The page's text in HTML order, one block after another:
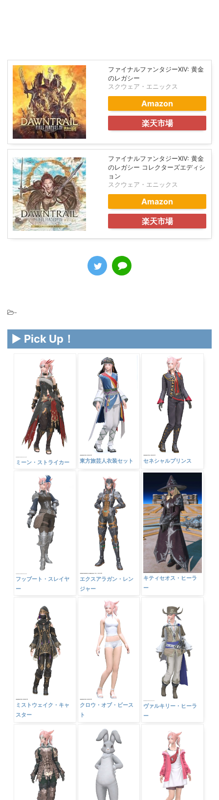
ファイナルファンタジーXIV: 黄金
のレガシー
スクウェア・エニックス
Amazon
楽天市場
ファイナルファンタジーXIV: 黄金
のレガシー コレクターズエディシ
ョン
スクウェア・エニックス
Amazon
楽天市場
-
▶ Pick Up！
ミーン・ストライカー 東方旅芸人衣装セット セネシャルプリンス
フッブート・スレイヤ
ー
エクスアラガン・レン
ジャー
キティセオス・ヒーラ
ー
ミストウェイク・キャ
スター
クロウ・オブ・ビース
ト
ヴァルキリー・ヒーラ
ー